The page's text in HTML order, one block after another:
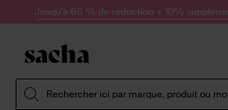
Passer au contenu
Jusqu'à 60 % de réduction + 10%
Rechercher ici par marque, produit ou